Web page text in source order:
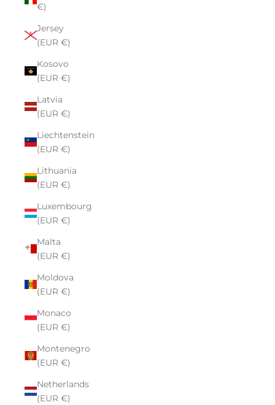
€)
Jersey
(EUR €)
Kosovo
(EUR €)
Latvia
(EUR €)
Liechtenstein
(EUR €)
Lithuania
(EUR €)
Luxembourg
(EUR €)
Malta
(EUR €)
Moldova
(EUR €)
Monaco
(EUR €)
Montenegro
(EUR €)
Netherlands
(EUR €)